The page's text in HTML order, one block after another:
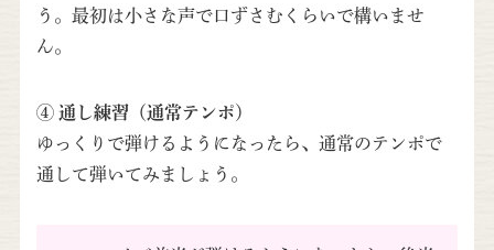
う。最初は小さな声で口ずさむくらいで構いませ
ん。
④ 通し練習（通常テンポ）
ゆっくりで弾けるようになったら、通常のテンポで
通して弾いてみましょう。